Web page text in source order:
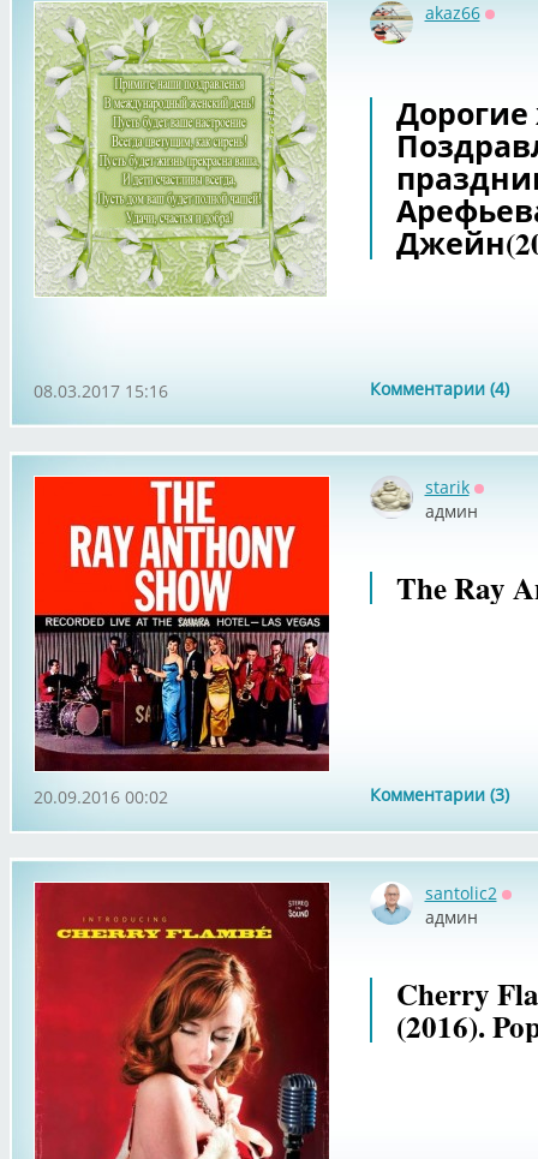
akaz66
Комментарии (4)
08.03.2017 15:16
starik
админ
The Ray
Комментарии (3)
20.09.2016 00:02
santolic2
админ
Cherry
(2016).